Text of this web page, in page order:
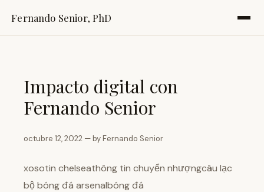
Fernando Senior, PhD
Impacto digital con
Fernando Senior
octubre 12, 2022 — by Fernando Senior
xosotin chelseathông tin chuyển nhượngcâu lạc
bộ bóng đá arsenalbóng đá